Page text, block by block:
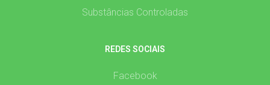
Substâncias Controladas
REDES SOCIAIS
Facebook